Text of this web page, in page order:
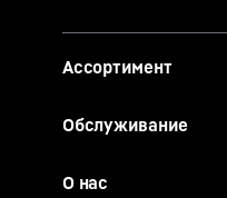
Ассортимент
Обслуживание
О нас